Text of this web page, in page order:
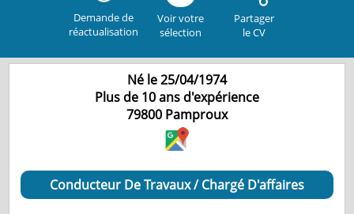
Demande de
réactualisation
Voir votre
sélection
Partager
le CV
Né le 25/04/1974
Plus de 10 ans d'expérience
79800 Pamproux
Conducteur De Travaux / Chargé D'affaires